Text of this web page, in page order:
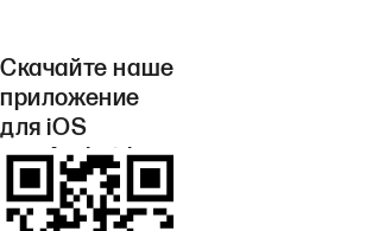
Скачайте наше
приложение
для iOS
или Android.